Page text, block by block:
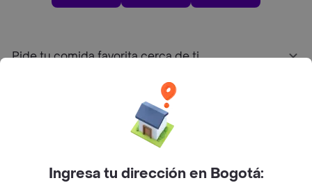
Pide tu comida favorita cerca de ti
Sobre Rappi
Ingresa tu dirección en Bogotá: